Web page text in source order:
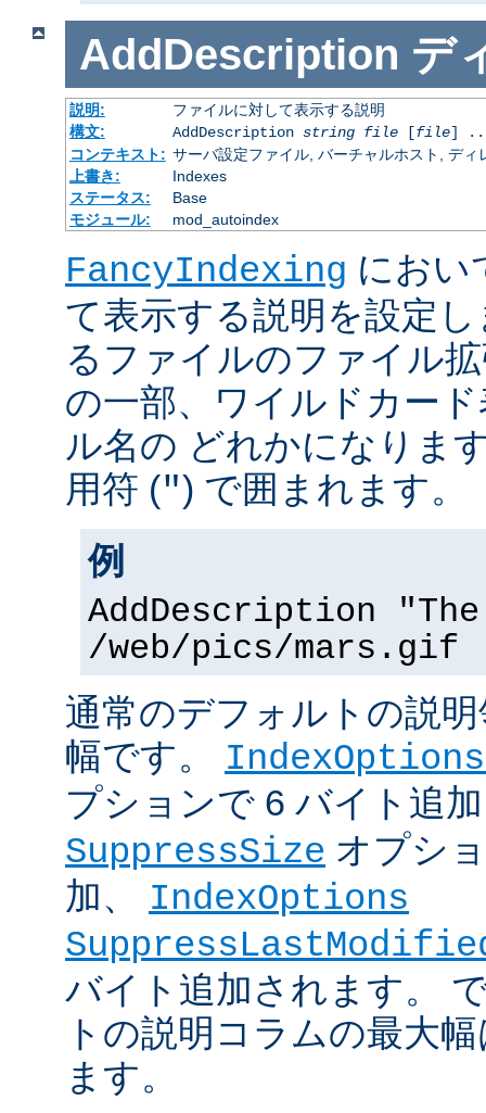
AddDescription デ
説明:
ファイルに対して表示する説明
構文:
AddDescription string file[file]
コンテキスト: サーバ設定ファイル, バーチャルホスト, ディ
上書き:
Indexes
ステータス:
Base
モジュール:
mod_autoindex
FancyIndexing におい
て表示する説明を設定
るファイルのファイル
の一部、ワイルドカー
ル名の どれかになりま
用符 (") で囲まれます。
例
AddDescription
/web/pics/mars.gif
通常のデフォルトの説
幅です。
プションで 6 バイト追
SuppressSize オプシ
加、 IndexOptions
バイト追加されます。
トの説明コラムの最大
ます。